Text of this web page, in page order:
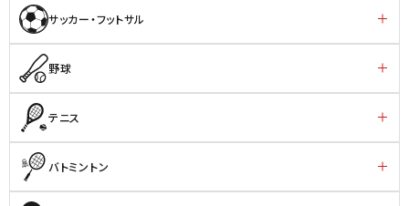
サッカー・フットサル
野球
テニス
バトミントン